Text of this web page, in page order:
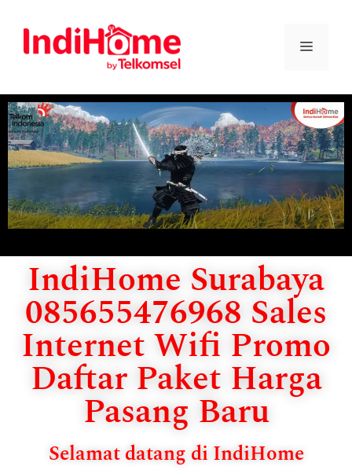
IndiHome Surabaya
085655476968 Sales
Internet Wifi Promo
Daftar Paket Harga
Pasang Baru
Selamat datang di IndiHome